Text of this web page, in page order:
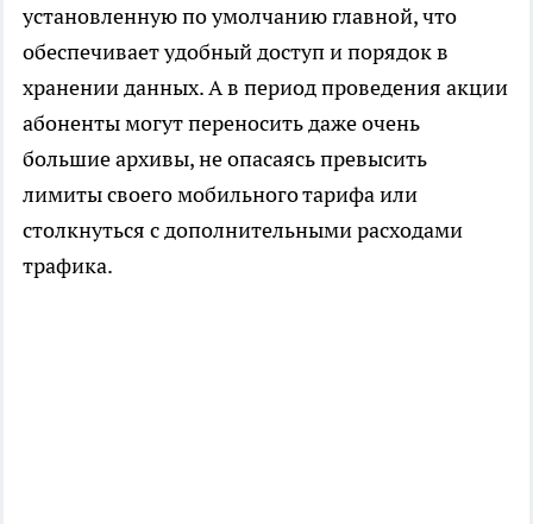
установленную по умолчанию главной, что
обеспечивает удобный доступ и порядок в
хранении данных. А в период проведения акции
абоненты могут переносить даже очень
большие архивы, не опасаясь превысить
лимиты своего мобильного тарифа или
столкнуться с дополнительными расходами
трафика.